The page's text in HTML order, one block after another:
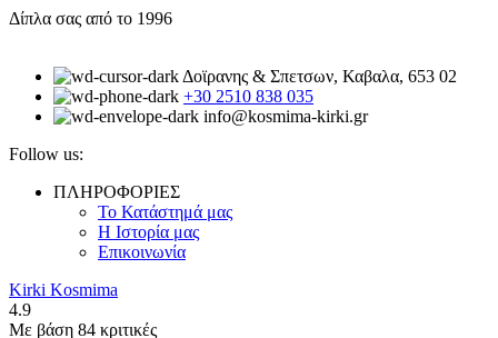
Δίπλα σας από το 1996
Δοϊρανης & Σπετσων, Καβαλα, 653 02
+30 2510 838 035
info@kosmima-kirki.gr
Follow us:
ΠΛΗΡΟΦΟΡΙΕΣ
Το Κατάστημά μας
Η Ιστορία μας
Επικοινωνία
Kirki Kosmima
4.9
Με βάση 84 κριτικές